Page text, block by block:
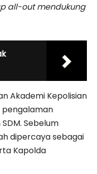
all-out mendukung
Akademi Kepolisian
pengalaman
Sebelum
dipercaya sebagai
Kapolda